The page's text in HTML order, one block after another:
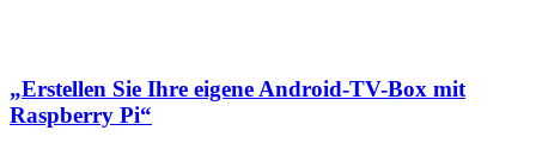
„Erstellen Sie Ihre eigene Android-TV-Box mit
Raspberry Pi“